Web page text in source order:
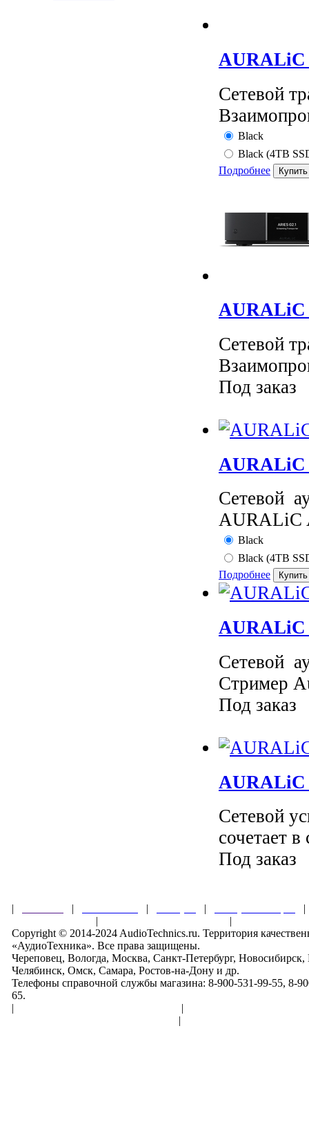
AURALiC
Сетевой
Black
Black (4TB
Подробнее
AURALiC
Сетевой
Под заказ
AURALiC
Сетевой
AURALiC
Black
Black (4TB
Подробнее
AURALiC
Сетевой
Стример
Под заказ
AURALiC
Сетевой
сочетает
Под заказ
| | | |
|
|
Copyright © 2014-2024 AudioTechnics.ru. Территория
«АудиоТехника». Все права защищены.
Череповец, Вологда, Москва, Санкт-Петербург,
Челябинск, Омск, Самара, Ростов-на-Дону и др.
Телефоны справочной службы магазина: 8-900-531-99-55, 8-
65.
|
|
|